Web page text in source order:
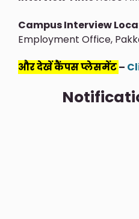
Campus Interview
Employment Office,
और देखें कैंपस प्लेसमेंट–